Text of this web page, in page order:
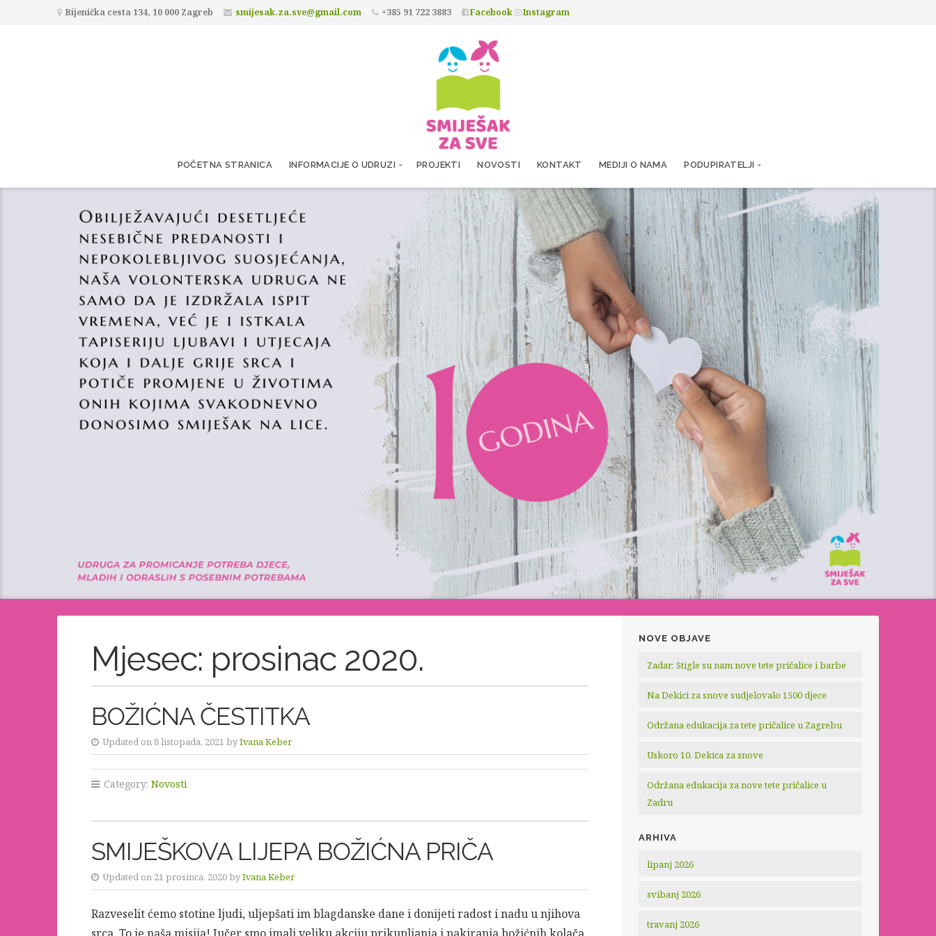
Bijenička cesta 134, 10 000 Zagreb smijesak.za.sve@gmail.com +385 91 722 3883 Facebook Instagram
POČETNA STRANICA INFORMACIJE O UDRUZI PROJEKTI NOVOSTI KONTAKT MEDIJI O NAMA PODUPIRATELJI
Mjesec: prosinac 2020.
BOŽIĆNA ČESTITKA
Updated on 8 listopada, 2021 byIvana Keber
Category: Novosti
SMIJEŠKOVA LIJEPA BOŽIĆNA PRIČA
Updated on 21 prosinca, 2020 byIvana Keber
Razveselit ćemo stotine ljudi, uljepšati im blagdanske dane i donijeti radost i nadu u njihova
NOVE OBJAVE
Zadar: Stigle su nam nove tete pričalice i barbe
Na Dekici za snove sudjelovalo 1500 djece
Održana edukacija za tete pričalice u Zagrebu
Uskoro 10. Dekica za snove
Održana edukacija za nove tete pričalice u
Zadru
ARHIVA
lipanj 2026
svibanj 2026
travanj 2026